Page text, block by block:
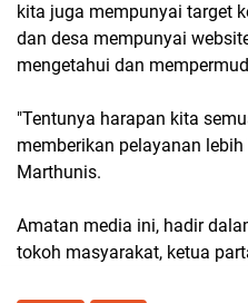
kita juga mempunyai target
dan desa mempunyai
mengetahui dan
"Tentunya harapan kita
memberikan pelayanan
Marthunis.
Amatan media ini, hadir
tokoh masyarakat, ketua